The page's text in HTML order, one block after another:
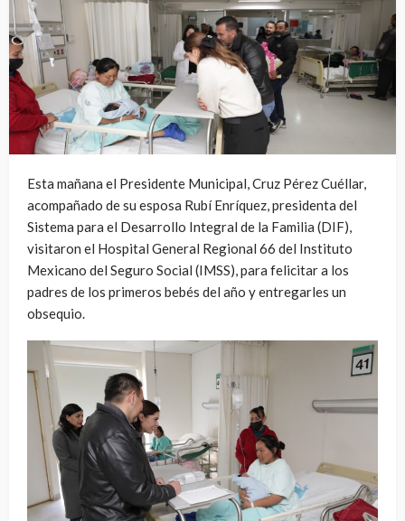
Esta mañana el Presidente Municipal, Cruz Pérez Cuéllar,
acompañado de su esposa Rubí Enríquez, presidenta del
Sistema para el Desarrollo Integral de la Familia (DIF),
visitaron el Hospital General Regional 66 del Instituto
Mexicano del Seguro Social (IMSS), para felicitar a los
padres de los primeros bebés del año y entregarles un
obsequio.